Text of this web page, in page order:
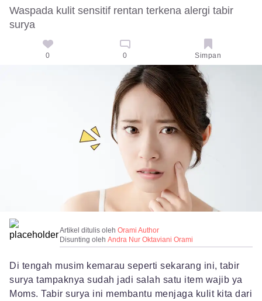
Waspada kulit sensitif rentan terkena alergi tabir
surya
0 0 Simpan
Artikel ditulis oleh Orami Author
Disunting oleh Andra Nur Oktaviani Orami
Di tengah musim kemarau seperti sekarang ini, tabir
surya tampaknya sudah jadi salah satu item wajib ya
Moms. Tabir surya ini membantu menjaga kulit kita dari